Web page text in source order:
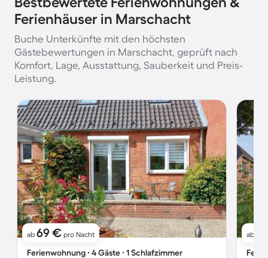
Ferienhäuser in Marschacht
Buche Unterkünfte mit den höchsten
Gästebewertungen in Marschacht, geprüft nach
Komfort, Lage, Ausstattung, Sauberkeit und Preis-
Leistung.
ab 69 € pro Nacht
Ferienwohnung ∙ 4 Gäste ∙ 1 Schlafzimmer
ab